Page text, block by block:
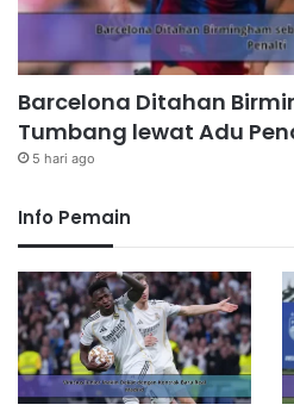
Barcelona Ditahan
Tumbang lewat Adu
5 hari ago
Info Pemain